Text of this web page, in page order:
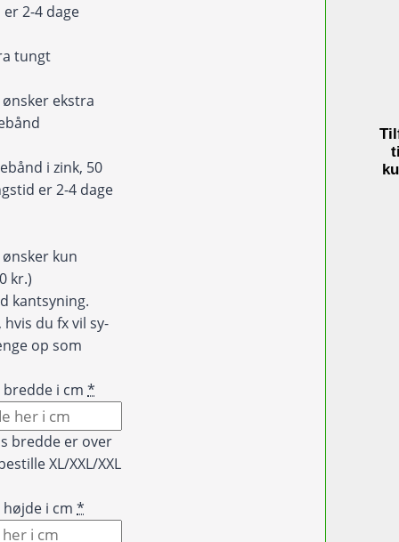
2-4 dage
tungt
ønsker ekstra
i zink, 50
er 2-4 dage
ønsker kun
kr.)
kantsyning.
du fx vil sy-
op som
i cm *
bredde er over
XL/XXL/XXL
i cm *